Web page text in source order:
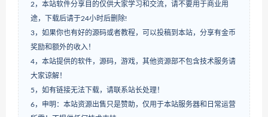
2，本站软件分享目的仅供大家学习和交流，请不要用于商业用
途，下载后请于24小时后删除!
3，如果你也有好的源码或者教程，可以投稿到本站，分享有金币
奖励和额外的收入！
4，本站提供的软件，源码，游戏，其他资源部不包含技术服务请
大家谅解！
5，如有链接无法下载，请联系站长处理！
6，申明：本站资源出售只是赞助，仅用于本站服务器和日常运营